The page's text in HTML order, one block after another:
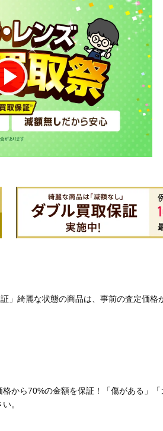
」綺麗な状態の商品は、事前の査定価格
ら70%の金額を保証！「傷がある」「
。